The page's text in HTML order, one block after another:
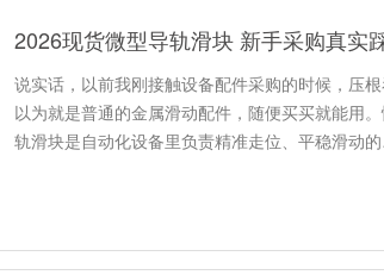
2026现货微型导轨滑块 新手采购真实
说实话，以前我刚接触设备配件采购的时候，压
以为就是普通的金属滑动配件，随便买买就能用
轨滑块是自动化设备里负责精准走位、平稳滑动